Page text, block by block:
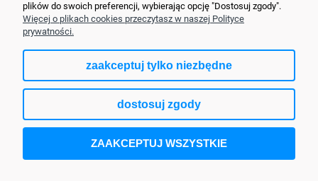
Sklep internetowy Shoper.pl
plików do swoich preferencji, wybierając opcję "Dostosuj zgody".
Więcej o plikach cookies przeczytasz w naszej Polityce
prywatności.
zaakceptuj tylko niezbędne
dostosuj zgody
ZAAKCEPTUJ WSZYSTKIE